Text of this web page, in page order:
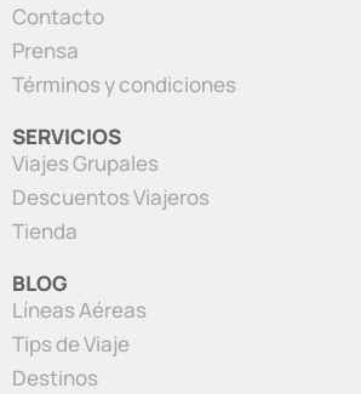
Contacto
Prensa
Términos y condiciones
SERVICIOS
Viajes Grupales
Descuentos Viajeros
Tienda
BLOG
Líneas Aéreas
Tips de Viaje
Destinos